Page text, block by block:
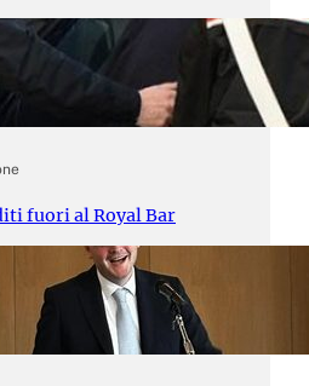
fuori al Royal Bar